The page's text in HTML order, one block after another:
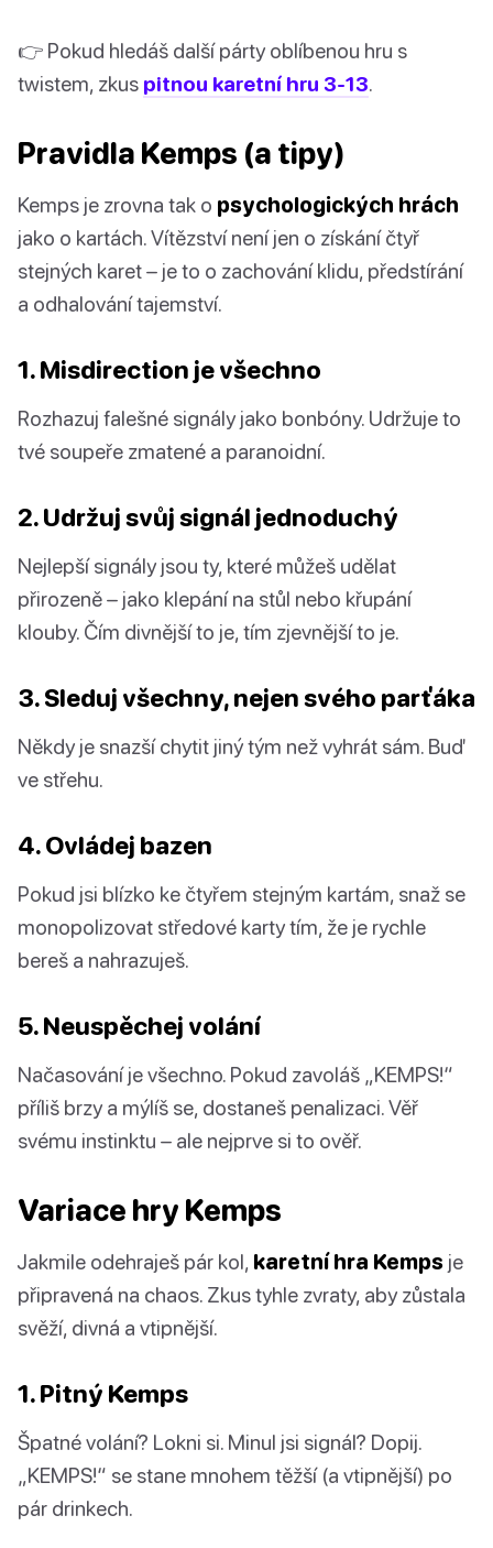
👉 Pokud hledáš další párty oblíbenou hru s
twistem, zkus pitnou karetní hru 3-13.
Pravidla Kemps (a tipy)
Kemps je zrovna tak o psychologických hrách
jako o kartách. Vítězství není jen o získání čtyř
stejných karet – je to o zachování klidu, předstírání
a odhalování tajemství.
1. Misdirection je všechno
Rozhazuj falešné signály jako bonbóny. Udržuje to
tvé soupeře zmatené a paranoidní.
2. Udržuj svůj signál jednoduchý
Nejlepší signály jsou ty, které můžeš udělat
přirozeně – jako klepání na stůl nebo křupání
klouby. Čím divnější to je, tím zjevnější to je.
3. Sleduj všechny, nejen svého parťáka
Někdy je snazší chytit jiný tým než vyhrát sám. Buď
ve střehu.
4. Ovládej bazen
Pokud jsi blízko ke čtyřem stejným kartám, snaž se
monopolizovat středové karty tím, že je rychle
bereš a nahrazuješ.
5. Neuspěchej volání
Načasování je všechno. Pokud zavoláš „KEMPS!“
příliš brzy a mýlíš se, dostaneš penalizaci. Věř
svému instinktu – ale nejprve si to ověř.
Variace hry Kemps
Jakmile odehraješ pár kol, karetní hra Kemps je
připravená na chaos. Zkus tyhle zvraty, aby zůstala
svěží, divná a vtipnější.
1. Pitný Kemps
Špatné volání? Lokni si. Minul jsi signál? Dopij.
„KEMPS!“ se stane mnohem těžší (a vtipnější) po
pár drinkech.